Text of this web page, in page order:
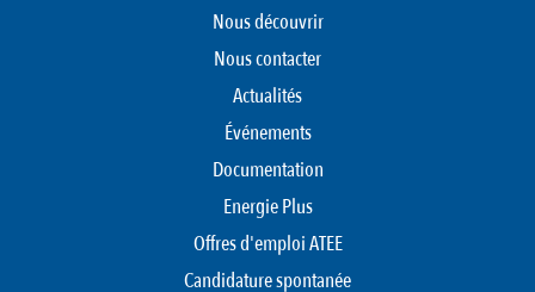
Nous découvrir
Nous contacter
Actualités
Événements
Documentation
Energie Plus
Offres d'emploi ATEE
Candidature spontanée